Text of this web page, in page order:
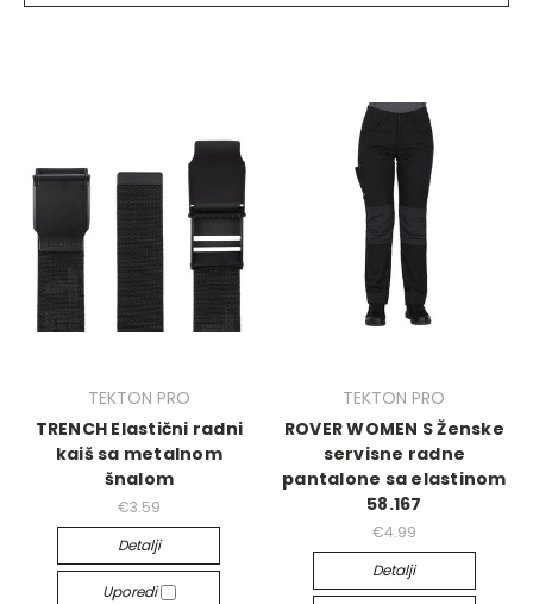
TEKTON PRO
TRENCH Elastični radni
kaiš sa metalnom
šnalom
€3.59
Detalji
Uporedi
TEKTON PRO
ROVER WOMEN S Ženske
servisne radne
pantalone sa elastinom
58.167
€4.99
Detalji